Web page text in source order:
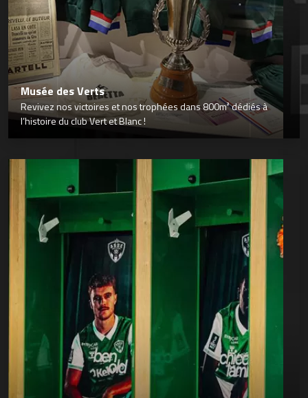
Musée des Verts
Revivez nos victoires et nos trophées dans 800m² dédiés à
l’histoire du club Vert et Blanc !